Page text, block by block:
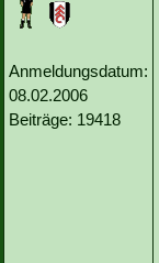
Anmeldungsdatum:
08.02.2006
Beiträge: 19418